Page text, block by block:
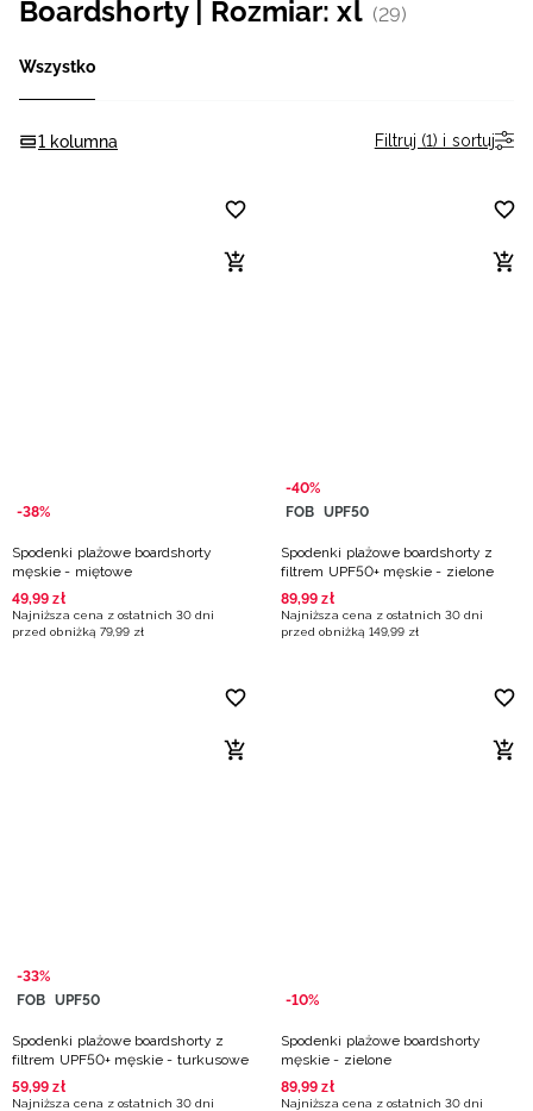
Boardshorty | Rozmiar: xl (29)
Wszystko
1 kolumna Filtruj (1) i sortuj
-38%
Spodenki plażowe boardshorty
męskie - miętowe
49,99 zł
Najniższa cena z ostatnich 30 dni
przed obniżką 79,99 zł
-40%
FOB UPF50
Spodenki plażowe boardshorty z
filtrem UPF50+ męskie - zielone
89,99 zł
Najniższa cena z ostatnich 30 dni
przed obniżką 149,99 zł
-33%
FOB UPF50
Spodenki plażowe boardshorty z
filtrem UPF50+ męskie - turkusowe
59,99 zł
Najniższa cena z ostatnich 30 dni
-10%
Spodenki plażowe boardshorty
męskie - zielone
89,99 zł
Najniższa cena z ostatnich 30 dni
Niemiecki / EUR
Słowacki / EUR